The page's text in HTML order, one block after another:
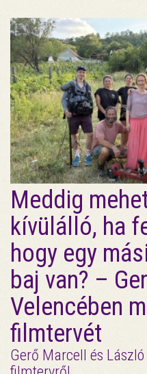
Meddig
kívülálló, ha
hogy egy
baj van? –
Velencében
filmtervét
Gerő Marcell és